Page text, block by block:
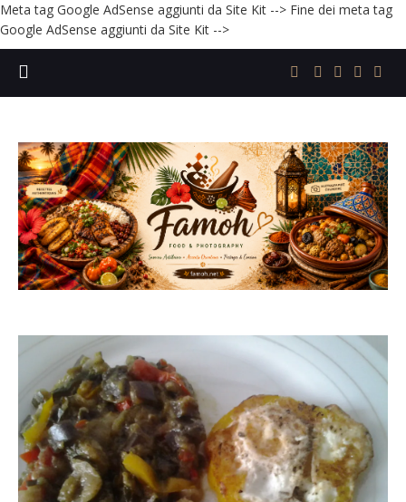
Meta tag Google AdSense aggiunti da Site Kit --> Fine dei meta tag
Google AdSense aggiunti da Site Kit -->